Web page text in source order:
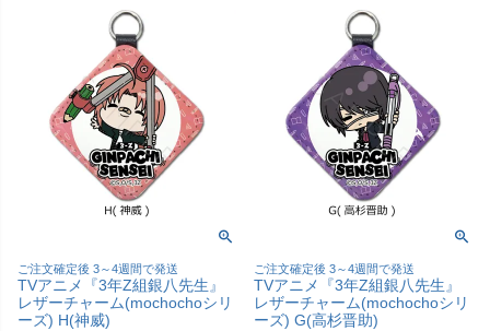
ご注文確定後 3～4週間で発送
TVアニメ『3年Z組銀八先生』
レザーチャーム(mochochoシリ
ーズ) H(神威)
ご注文確定後 3～4週間で発送
TVアニメ『3年Z組銀八先生』
レザーチャーム(mochochoシリ
ーズ) G(高杉晋助)